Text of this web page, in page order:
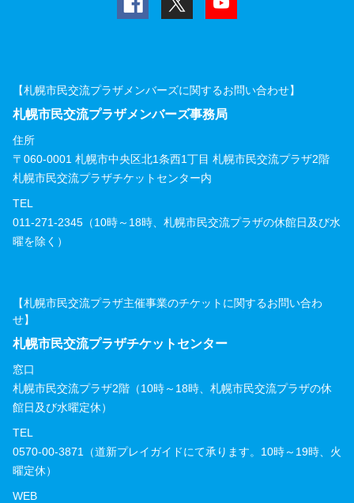
【札幌市民交流プラザメンバーズに関するお問い合わせ】
札幌市民交流プラザメンバーズ事務局
住所
〒060-0001 札幌市中央区北1条西1丁目 札幌市民交流プラザ2階
札幌市民交流プラザチケットセンター内
TEL
011-271-2345（10時～18時、札幌市民交流プラザの休館日及び水
曜を除く）
【札幌市民交流プラザ主催事業のチケットに関するお問い合わ
せ】
札幌市民交流プラザチケットセンター
窓口
札幌市民交流プラザ2階（10時～18時、札幌市民交流プラザの休
館日及び水曜定休）
TEL
0570-00-3871（道新プレイガイドにて承ります。10時～19時、火
曜定休）
WEB